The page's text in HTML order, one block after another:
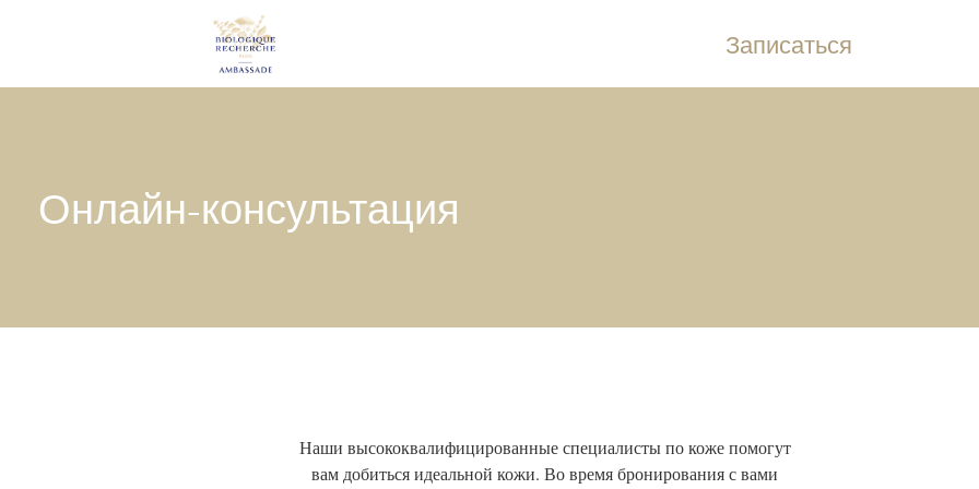
Записаться
Онлайн-консультация
Наши высококвалифицированные специалисты по коже помогут
вам добиться идеальной кожи. Во время бронирования с вами